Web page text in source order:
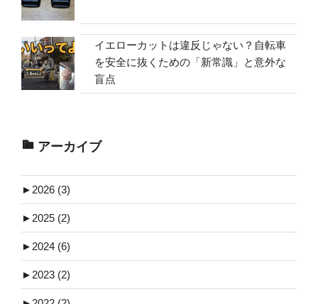
イエローカットは違反じゃない？自転車
を安全に抜くための「新常識」と意外な
盲点
アーカイブ
► 2026 (3)
► 2025 (2)
► 2024 (6)
► 2023 (2)